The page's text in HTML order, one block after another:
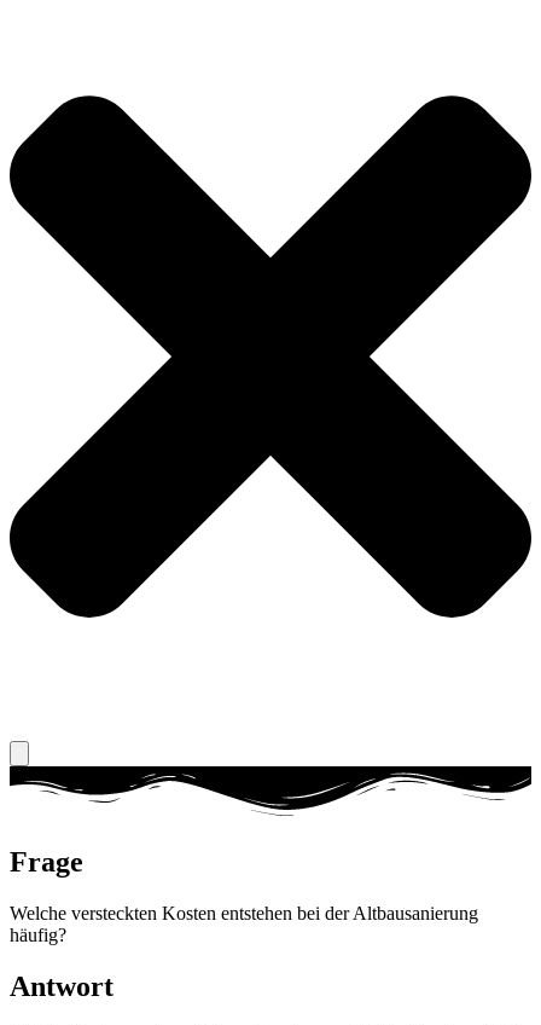
Frage
Welche versteckten Kosten entstehen bei der Altbausanierung
häufig?
Antwort